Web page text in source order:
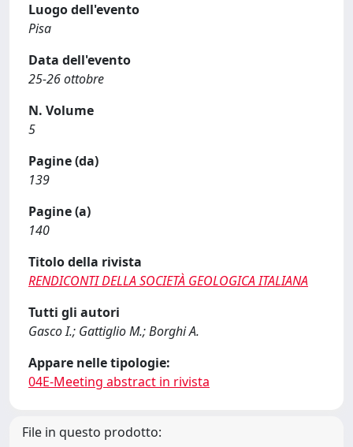
Luogo dell'evento
Pisa
Data dell'evento
25-26 ottobre
N. Volume
5
Pagine (da)
139
Pagine (a)
140
Titolo della rivista
RENDICONTI DELLA SOCIETÀ GEOLOGICA ITALIANA
Tutti gli autori
Gasco I.; Gattiglio M.; Borghi A.
Appare nelle tipologie:
04E-Meeting abstract in rivista
File in questo prodotto: